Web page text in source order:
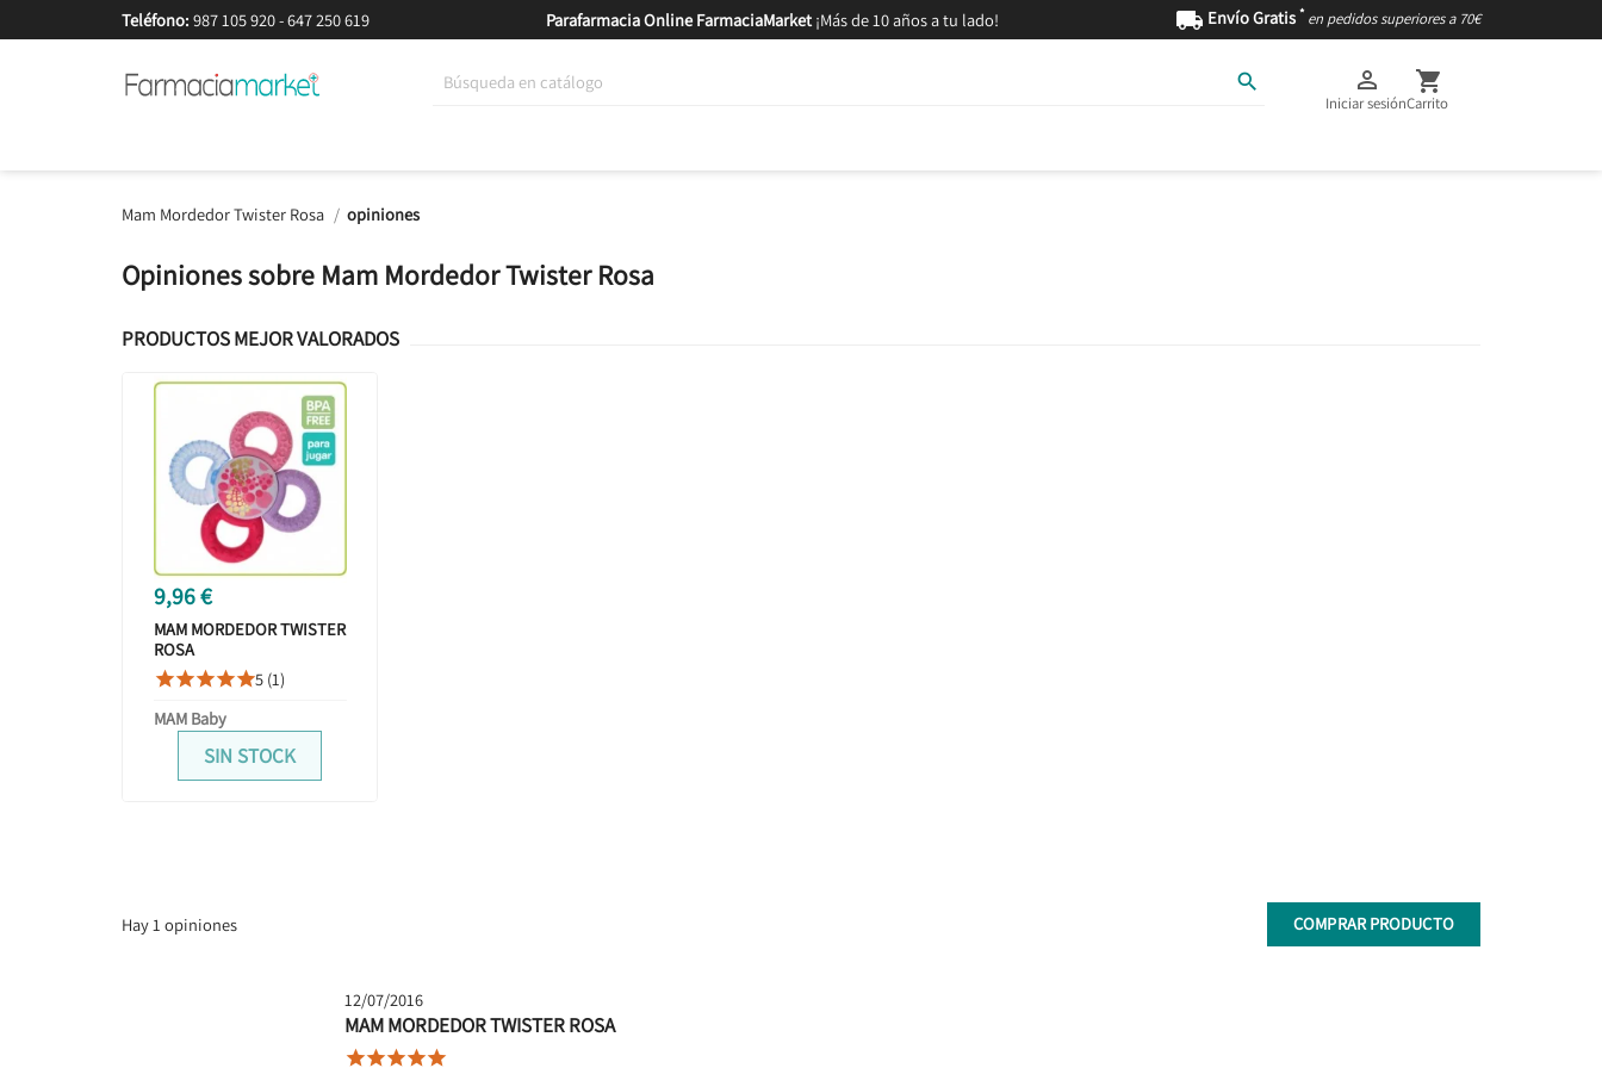
Teléfono: 987 105 920-647 250 619 Parafarmacia Online FarmaciaMarket¡Más de 10 años a tu lado!  Envío Gratis * en pedidos superiores a 70€
 
Iniciar sesión

Carrito
Mam Mordedor Twister Rosa opiniones
Opiniones sobre Mam Mordedor Twister Rosa
PRODUCTOS MEJOR VALORADOS
9,96 €
MAM MORDEDOR TWISTER
ROSA
5 (1)
MAM Baby
SIN STOCK
Hay 1 opiniones COMPRAR PRODUCTO
12/07/2016
MAM MORDEDOR TWISTER ROSA
